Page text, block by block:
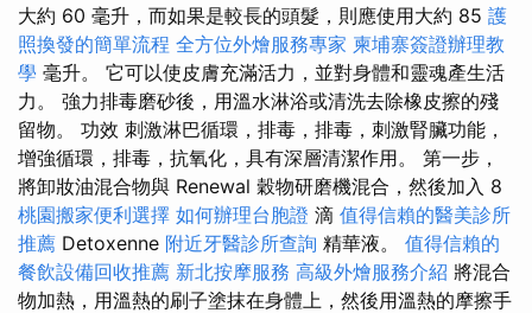
大約 60 毫升，而如果是較長的頭髮，則應使用大約 85 護
照換發的簡單流程 全方位外燴服務專家 柬埔寨簽證辦理教
學 毫升。 它可以使皮膚充滿活力，並對身體和靈魂產生活
力。 強力排毒磨砂後，用溫水淋浴或清洗去除橡皮擦的殘
留物。 功效 刺激淋巴循環，排毒，排毒，刺激腎臟功能，
增強循環，排毒，抗氧化，具有深層清潔作用。 第一步，
將卸妝油混合物與 Renewal 穀物研磨機混合，然後加入 8
桃園搬家便利選擇 如何辦理台胞證 滴 值得信賴的醫美診所
推薦 Detoxenne 附近牙醫診所查詢 精華液。 值得信賴的
餐飲設備回收推薦 新北按摩服務 高級外燴服務介紹 將混合
物加熱，用溫熱的刷子塗抹在身體上，然後用溫熱的摩擦手